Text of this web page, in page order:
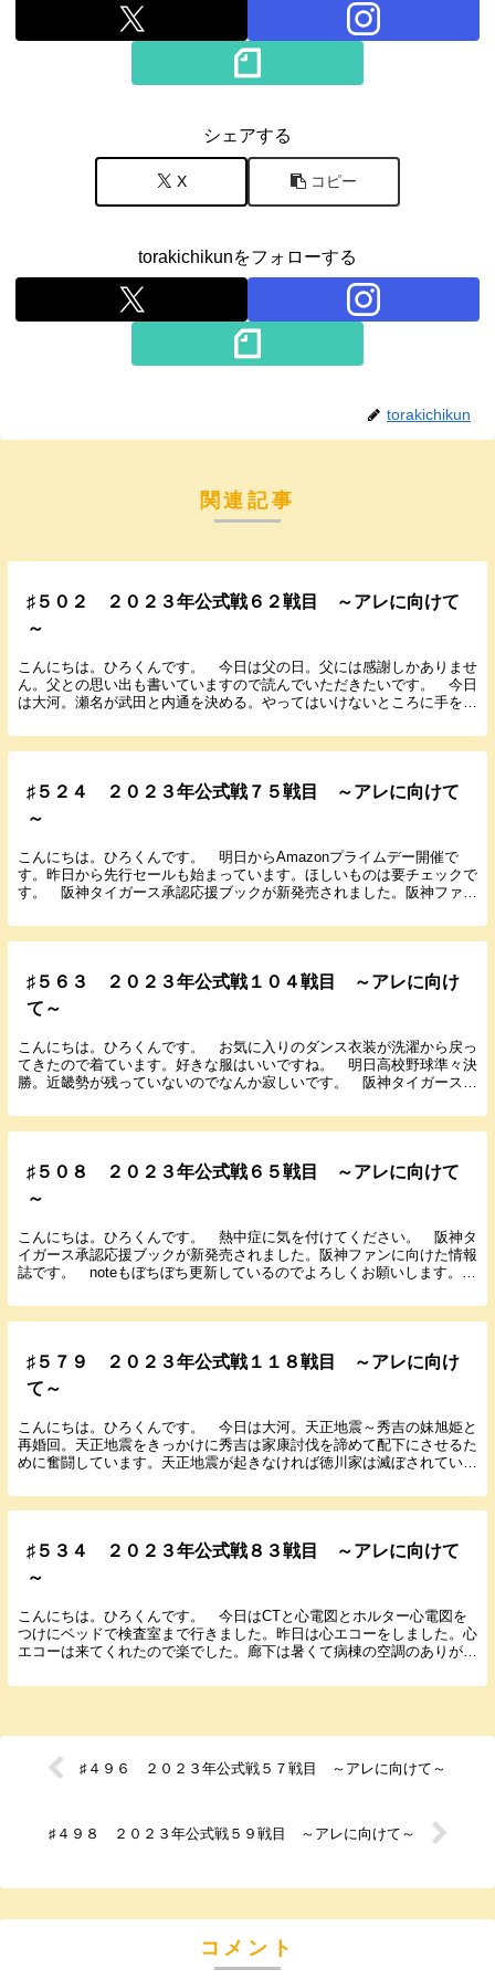
シェアする
X コピー
torakichikunをフォローする
torakichikun
関連記事
♯５０２ ２０２３年公式戦６２戦目 ～アレに向けて
～
こんにちは。ひろくんです。 今日は父の日。父には感謝しかありませ
ん。父との思い出も書いていますので読んでいただきたいです。 今日
は大河。瀬名が武田と内通を決める。やってはいけないところに手を出
♯５２４ ２０２３年公式戦７５戦目 ～アレに向けて
～
こんにちは。ひろくんです。 明日からAmazonプライムデー開催で
す。昨日から先行セールも始まっています。ほしいものは要チェックで
す。 阪神タイガース承認応援ブックが新発売されました。阪神ファン
♯５６３ ２０２３年公式戦１０４戦目 ～アレに向け
て～
こんにちは。ひろくんです。 お気に入りのダンス衣装が洗濯から戻っ
てきたので着ています。好きな服はいいですね。 明日高校野球準々決
勝。近畿勢が残っていないのでなんか寂しいです。 阪神タイガース承
♯５０８ ２０２３年公式戦６５戦目 ～アレに向けて
～
こんにちは。ひろくんです。 熱中症に気を付けてください。 阪神タ
イガース承認応援ブックが新発売されました。阪神ファンに向けた情報
誌です。 noteもぼちぼち更新しているのでよろしくお願いします。
♯５７９ ２０２３年公式戦１１８戦目 ～アレに向け
て～
こんにちは。ひろくんです。 今日は大河。天正地震～秀吉の妹旭姫と
再婚回。天正地震をきっかけに秀吉は家康討伐を諦めて配下にさせるた
めに奮闘しています。天正地震が起きなければ徳川家は滅ぼされている
♯５３４ ２０２３年公式戦８３戦目 ～アレに向けて
～
こんにちは。ひろくんです。 今日はCTと心電図とホルター心電図を
つけにベッドで検査室まで行きました。昨日は心エコーをしました。心
エコーは来てくれたので楽でした。廊下は暑くて病棟の空調のありがた
♯４９６ ２０２３年公式戦５７戦目 ～アレに向けて～
♯４９８ ２０２３年公式戦５９戦目 ～アレに向けて～
コメント